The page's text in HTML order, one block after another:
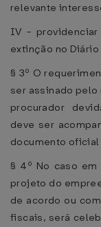
relevante
IV -
extinção no
§ 3º O
ser assinado
procurador
deve ser
documento
§ 4º No caso
projeto do
de acordo ou
fiscais, será